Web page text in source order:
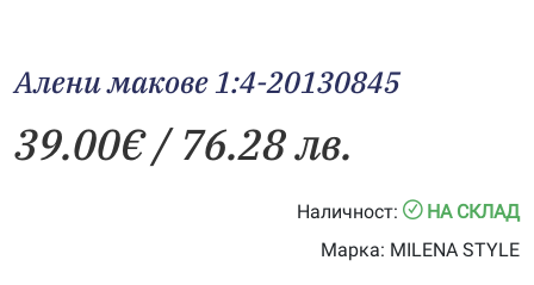
Алени макове 1:4-20130845
39.00€/ 76.28 лв.
Наличност:
НА СКЛАД
Марка: MILENA STYLE